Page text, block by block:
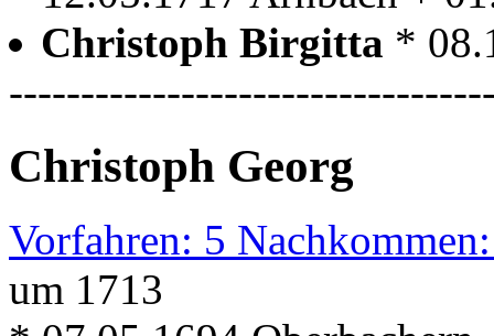
Christoph Birgitta *
Christoph Georg
Vorfahren: 5
um 1713